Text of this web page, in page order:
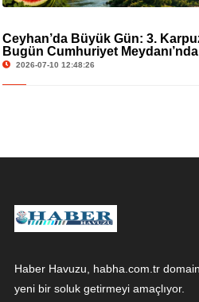
Ceyhan’da Büyük Gün: 3.
Bugün Cumhuriyet
2026-07-10 12:48:26
Haber Havuzu, habha.com.tr
yeni bir soluk getirmeyi amaçlıyor.